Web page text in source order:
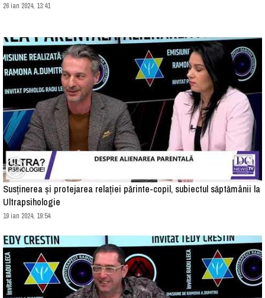
26 ian 2024, 13:41
Susținerea și protejarea relației părinte-copil, subiectul săptămânii la
Ultrapsihologie
19 ian 2024, 19:54